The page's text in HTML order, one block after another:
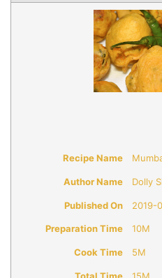
Recipe Name
Author Name Dolly
Published On 2019-
Preparation Time 10M
Cook Time 5M